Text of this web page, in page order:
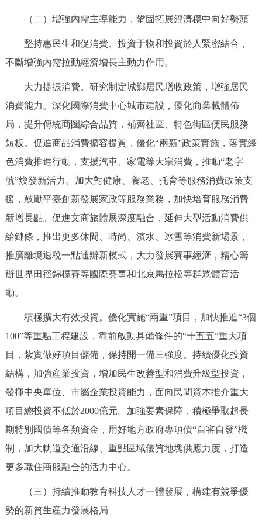
（二）增強內需主導能力，鞏固拓展經濟穩中向好勢頭
堅持惠民生和促消費、投資于物和投資於人緊密結合，
不斷增強內需拉動經濟增長主動力作用。
大力提振消費。研究制定城鄉居民增收政策，增強居民
消費能力。深化國際消費中心城市建設，優化商業載體佈
局，提升傳統商圈綜合品質，補齊社區、特色街區便民服務
短板。促進商品消費擴容提質，優化“兩新”政策實施，落實綠
色消費推進行動，支援汽車、家電等大宗消費，推動“老字
號”煥發新活力。加大對健康、養老、托育等服務消費政策支
援，鼓勵平臺創新發展家政等服務業務，加快培育服務消費
新增長點。促進文商旅體展深度融合，延伸大型活動消費供
給鏈條，推出更多休閒、時尚、濱水、冰雪等消費新場景，
推廣離境退稅一點通辦新模式，大力發展賽事經濟，精心籌
辦世界田徑錦標賽等國際賽事和北京馬拉松等群眾體育活
動。
積極擴大有效投資。優化實施“兩重”項目，加快推進“3個
100”等重點工程建設，靠前啟動具備條件的“十五五”重大項
目，紮實做好項目儲備，保持開一備三強度。持續優化投資
結構，加強産業投資，增加民生改善型和消費升級型投資，
發揮中央單位、市屬企業投資能力，面向民間資本推介重大
項目總投資不低於2000億元。加強要素保障，積極爭取超長
期特別國債等各類資金，用好地方政府專項債“自審自發”機
制，加大軌道交通沿線、重點區域優質地塊供應力度，打造
更多職住商服融合的活力中心。
（三）持續推動教育科技人才一體發展，構建有競爭優
勢的新質生産力發展格局